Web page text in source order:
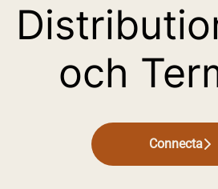
och
Connecta